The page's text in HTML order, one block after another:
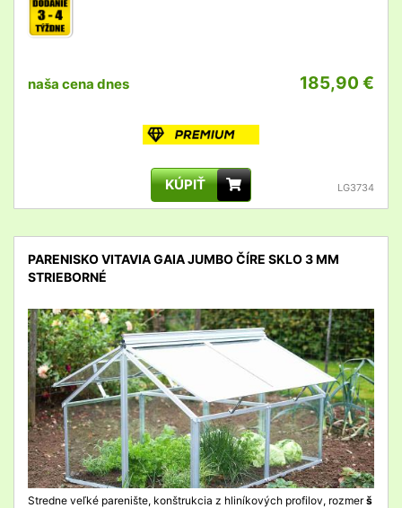
naša cena dnes 185,90 €
KÚPIŤ LG3734
PARENISKO VITAVIA GAIA JUMBO ČÍRE SKLO 3 MM
STRIEBORNÉ
detail
Stredne veľké parenište, konštrukcia z hliníkových profilov, rozmerš